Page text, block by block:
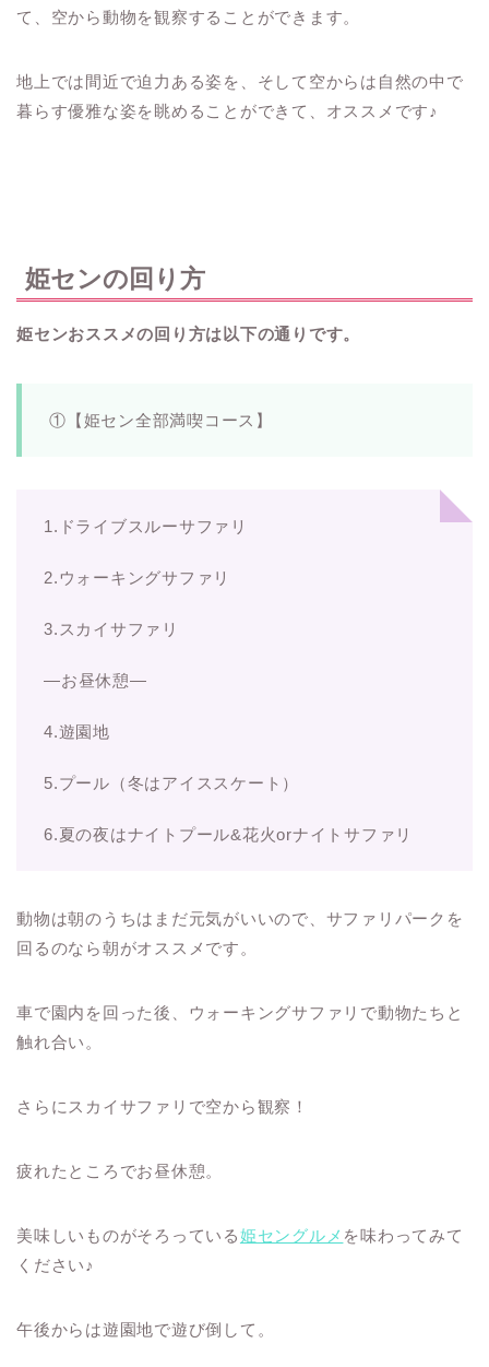
て、空から動物を観察することができます。
地上では間近で迫力ある姿を、そして空からは自然の中で
暮らす優雅な姿を眺めることができて、オススメです♪
姫センの回り方
姫センおススメの回り方は以下の通りです。
①【姫セン全部満喫コース】
1.ドライブスルーサファリ
2.ウォーキングサファリ
3.スカイサファリ
―お昼休憩―
4.遊園地
5.プール（冬はアイススケート）
6.夏の夜はナイトプール&花火orナイトサファリ
動物は朝のうちはまだ元気がいいので、サファリパークを
回るのなら朝がオススメです。
車で園内を回った後、ウォーキングサファリで動物たちと
触れ合い。
さらにスカイサファリで空から観察！
疲れたところでお昼休憩。
美味しいものがそろっている姫セングルメ を味わってみて
ください♪
午後からは遊園地で遊び倒して。